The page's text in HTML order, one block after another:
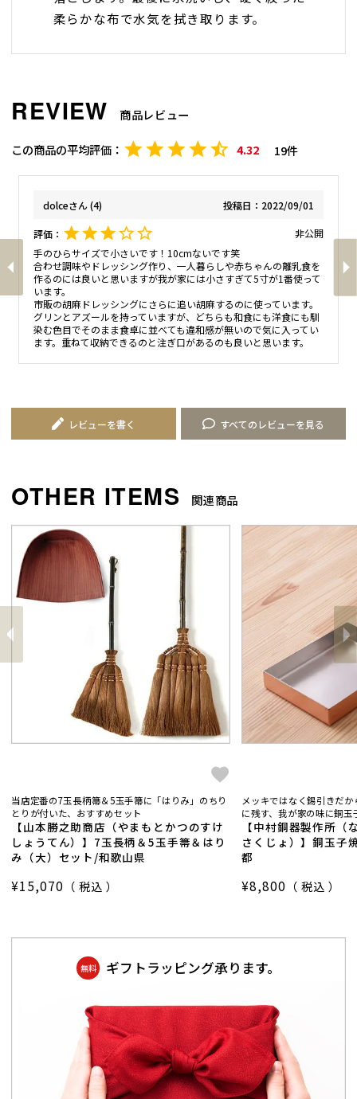
柔らかな布で水気を拭き取ります。
商品レビュー
4.32 19
dolce 4
非公開
投稿日 2022/09/01
手のひらサイズで小さいです！10cmないです笑
合わせ調味やドレッシング作り、一人暮らしや赤ちゃんの離乳食を
作るのには良いと思いますが我が家には小さすぎて5寸が1番使って
います。
市販の胡麻ドレッシングにさらに追い胡麻するのに使っています。
グリンとアズールを持っていますが、どちらも和食にも洋食にも馴
染む色目でそのまま食卓に並べても違和感が無いので気に入ってい
ます。重ねて収納できるのと注ぎ口があるのも良いと思います。
すべてのレビューを見る
レビューを書く
関連商品
前
へ
当店定番の7玉長柄箒＆5玉手箒に「はりみ」のちり
とりが付いた、おすすめセット
【山本勝之助商店（やまもとかつのすけ
しょうてん）】7玉長柄＆5玉手箒＆はり
み（大）セット/和歌山県
¥15,070 税込
メッキではなく錫引きだ
に残す、我が家の味に
【中村銅器製作所（
さくじょ）】銅玉
都
¥8,800 税込
次
へ
無料 ギフトラッピング承ります。